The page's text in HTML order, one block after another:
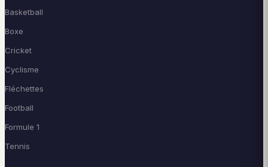
Basketball
Boxe
Cricket
Cyclisme
Fléchettes
Football
Formule 1
Tennis